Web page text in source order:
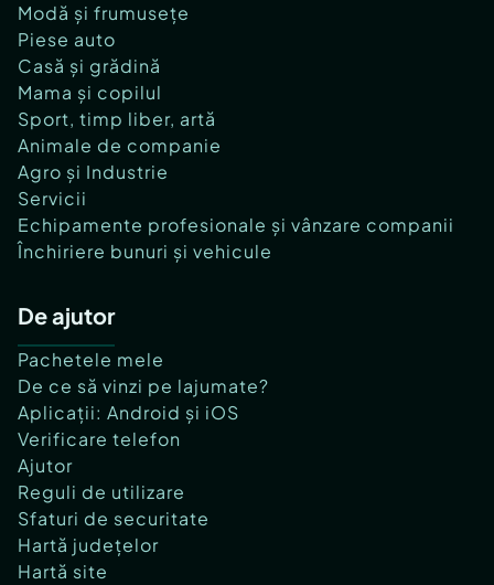
Modă și frumusețe
Piese auto
Casă și grădină
Mama și copilul
Sport, timp liber, artă
Animale de companie
Agro și Industrie
Servicii
Echipamente profesionale și vânzare companii
Închiriere bunuri și vehicule
De ajutor
Pachetele mele
De ce să vinzi pe lajumate?
Aplicații: Android și iOS
Verificare telefon
Ajutor
Reguli de utilizare
Sfaturi de securitate
Hartă județelor
Hartă site